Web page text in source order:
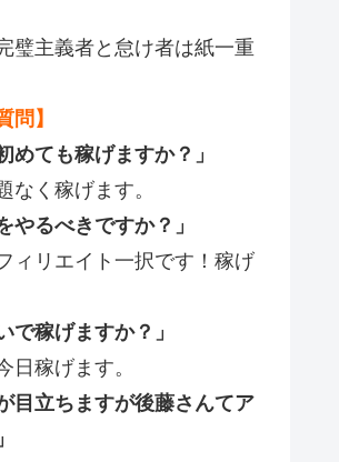
璧主義者と怠け者は紙一重
問】
めても稼げますか？」
く稼げます。
やるべきですか？」
ィリエイト一択です！稼げ
で稼げますか？」
稼げます。
目立ちますが後藤さんてア